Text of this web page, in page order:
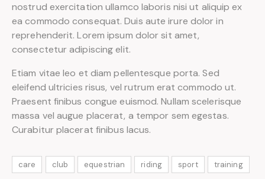
nostrud exercitation ullamco laboris nisi ut aliquip ex
ea commodo consequat. Duis aute irure dolor in
reprehenderit. Lorem ipsum dolor sit amet,
consectetur adipiscing elit.
Etiam vitae leo et diam pellentesque porta. Sed
eleifend ultricies risus, vel rutrum erat commodo ut.
Praesent finibus congue euismod. Nullam scelerisque
massa vel augue placerat, a tempor sem egestas.
Curabitur placerat finibus lacus.
care club equestrian riding sport training